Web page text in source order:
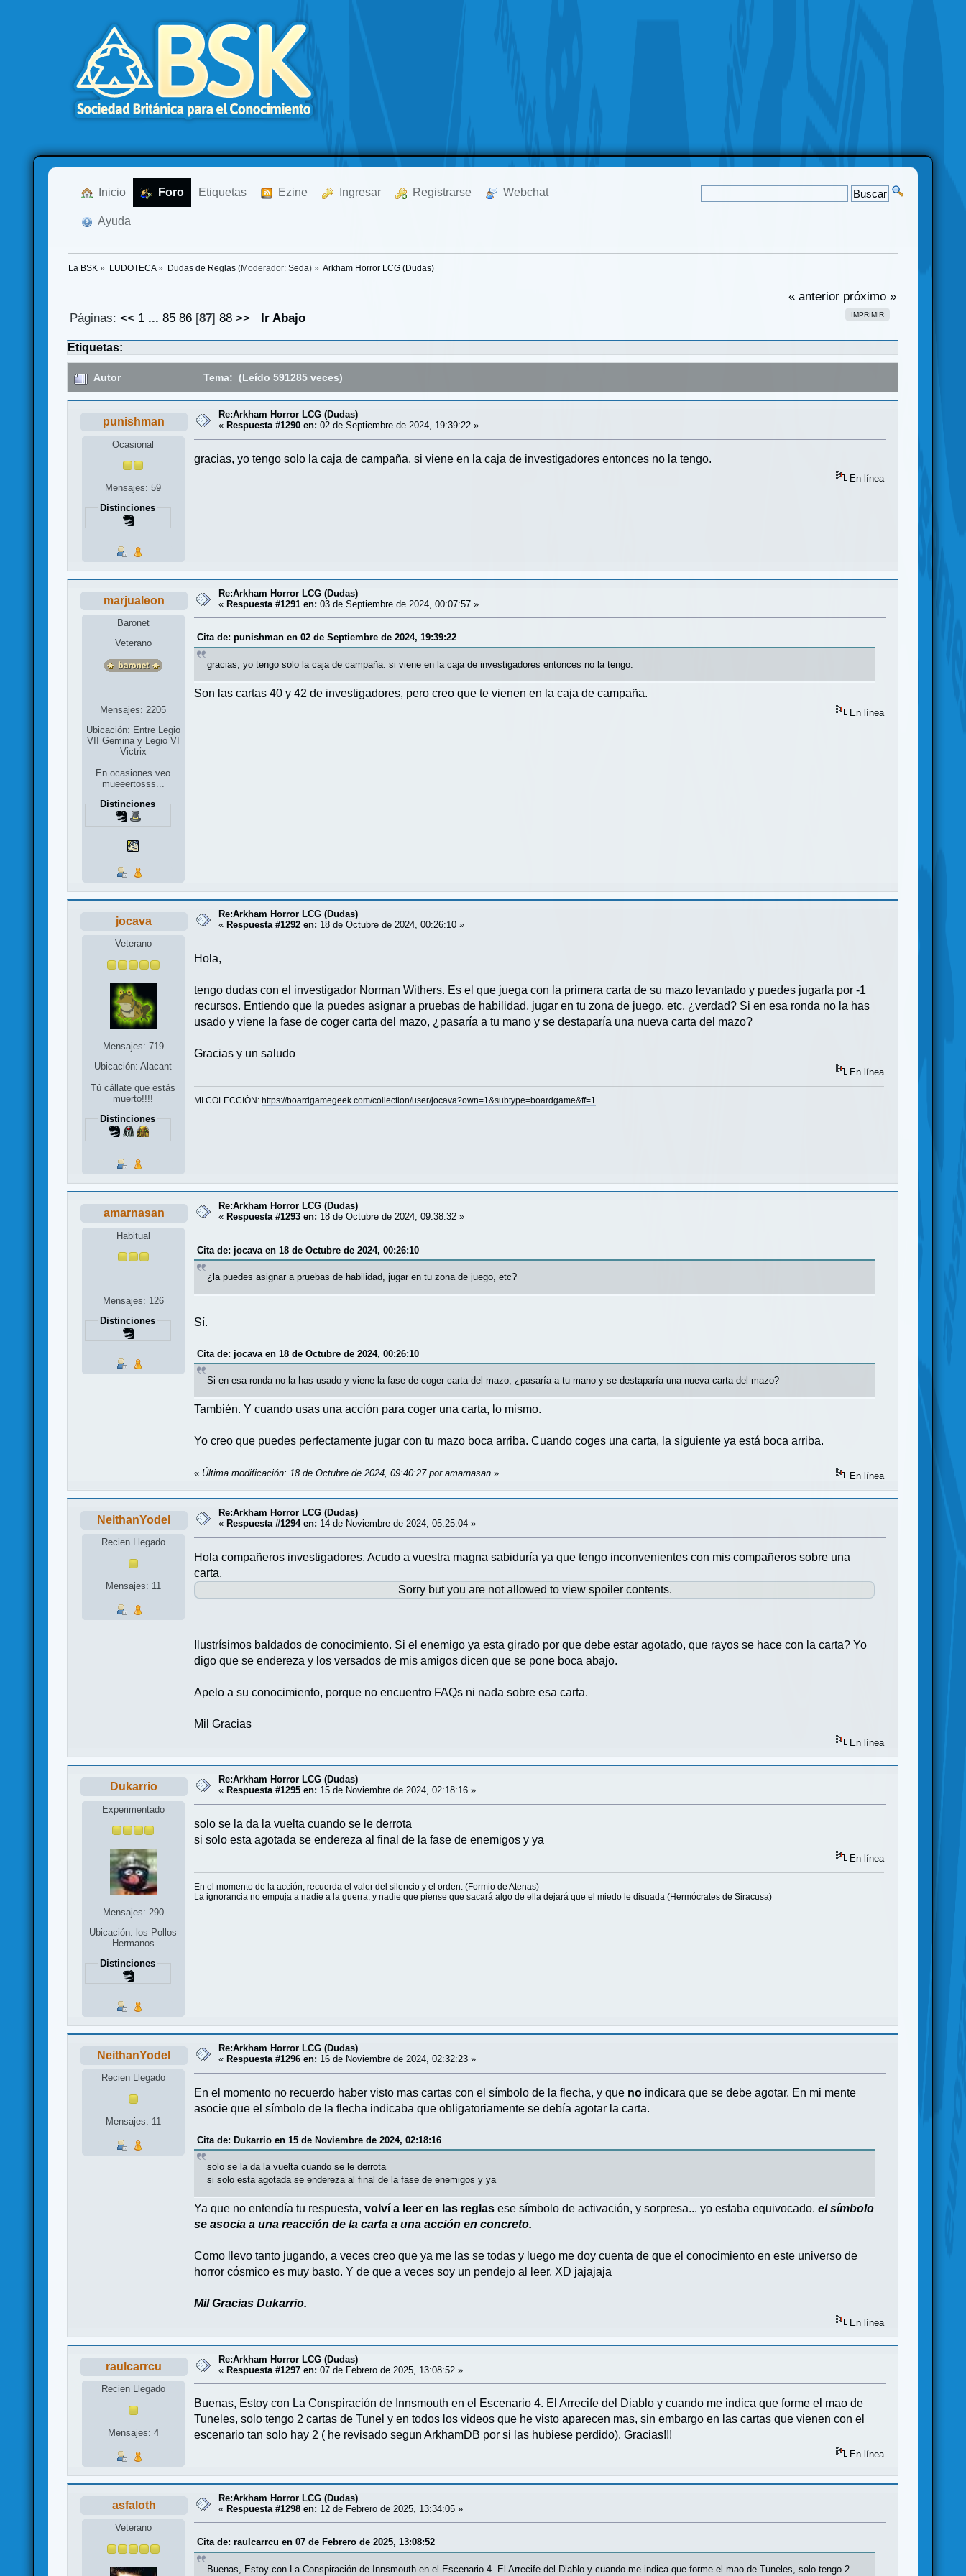
Inicio Foro Etiquetas Ezine Ingresar Registrarse Webchat
Ayuda
La BSK » LUDOTECA» Dudas de Reglas(Moderador: Seda) » Arkham Horror LCG (Dudas)
« anterior próximo »
IMPRIMIR
Páginas: << 1 ... 85 86[87] 88 >> Ir Abajo
Etiquetas:
Autor Tema: (Leído 591285 veces)
punishman
Ocasional
Mensajes: 59
Distinciones
Re:Arkham Horror LCG (Dudas)
« Respuesta #1290 en: 02 de Septiembre de 2024, 19:39:22 »
gracias, yo tengo solo la caja de campaña. si viene en la caja de investigadores entonces no la tengo.
En línea
marjualeon
Baronet
Veterano
Mensajes: 2205
Ubicación: Entre Legio
VII Gemina y Legio VI
Victrix
En ocasiones veo
mueeertosss...
Distinciones
Re:Arkham Horror LCG (Dudas)
«Respuesta #1291 en: 03 de Septiembre de 2024, 00:07:57 »
Cita de: punishman en 02 de Septiembre de 2024, 19:39:22
gracias, yo tengo solo la caja de campaña. si viene en la caja de investigadores entonces no la tengo.
Son las cartas 40 y 42 de investigadores, pero creo que te vienen en la caja de campaña.
En línea
jocava
Veterano
Mensajes: 719
Ubicación: Alacant
Tú cállate que estás
muerto!!!!
Distinciones
Re:Arkham Horror LCG (Dudas)
« Respuesta #1292 en: 18 de Octubre de 2024, 00:26:10 »
Hola,
tengo dudas con el investigador Norman Withers. Es el que juega con la primera carta de su mazo levantado y puedes jugarla por -1
recursos. Entiendo que la puedes asignar a pruebas de habilidad, jugar en tu zona de juego, etc, ¿verdad? Si en esa ronda no la has
usado y viene la fase de coger carta del mazo, ¿pasaría a tu mano y se destaparía una nueva carta del mazo?
Gracias y un saludo
En línea
MI COLECCIÓN: https://boardgamegeek.com/collection/user/jocava?own=1&subtype=boardgame&ff=1
amarnasan
Habitual
Mensajes: 126
Distinciones
Re:Arkham Horror LCG (Dudas)
« Respuesta #1293 en: 18 de Octubre de 2024, 09:38:32 »
Cita de: jocava en 18 de Octubre de 2024, 00:26:10
¿la puedes asignar a pruebas de habilidad, jugar en tu zona de juego, etc?
Sí.
Cita de: jocava en 18 de Octubre de 2024, 00:26:10
Si en esa ronda no la has usado y viene la fase de coger carta del mazo, ¿pasaría a tu mano y se destaparía una nueva carta del mazo?
También. Y cuando usas una acción para coger una carta, lo mismo.
Yo creo que puedes perfectamente jugar con tu mazo boca arriba. Cuando coges una carta, la siguiente ya está boca arriba.
« Última modificación: 18 de Octubre de 2024, 09:40:27 por amarnasan » En línea
NeithanYodel
Recien Llegado
Mensajes: 11
Re:Arkham Horror LCG (Dudas)
« Respuesta #1294 en: 14 de Noviembre de 2024, 05:25:04 »
Hola compañeros investigadores. Acudo a vuestra magna sabiduría ya que tengo inconvenientes con mis compañeros sobre una
carta.
Sorry but you are not allowed to view spoiler contents.
Ilustrísimos baldados de conocimiento. Si el enemigo ya esta girado por que debe estar agotado, que rayos se hace con la carta? Yo
digo que se endereza y los versados de mis amigos dicen que se pone boca abajo.
Apelo a su conocimiento, porque no encuentro FAQs ni nada sobre esa carta.
Mil Gracias
En línea
Dukarrio
Experimentado
Mensajes: 290
Ubicación: los Pollos
Hermanos
Distinciones
Re:Arkham Horror LCG (Dudas)
« Respuesta #1295 en: 15 de Noviembre de 2024, 02:18:16 »
solo se la da la vuelta cuando se le derrota
si solo esta agotada se endereza al final de la fase de enemigos y ya
En línea
En el momento de la acción, recuerda el valor del silencio y el orden. (Formio de Atenas)
La ignorancia no empuja a nadie a la guerra, y nadie que piense que sacará algo de ella dejará que el miedo le disuada (Hermócrates de Siracusa)
NeithanYodel
Recien Llegado
Mensajes: 11
Re:Arkham Horror LCG (Dudas)
« Respuesta #1296 en: 16 de Noviembre de 2024, 02:32:23 »
En el momento no recuerdo haber visto mas cartas con el símbolo de la flecha, y que no indicara que se debe agotar. En mi mente
asocie que el símbolo de la flecha indicaba que obligatoriamente se debía agotar la carta.
Cita de: Dukarrio en 15 de Noviembre de 2024, 02:18:16
solo se la da la vuelta cuando se le derrota
si solo esta agotada se endereza al final de la fase de enemigos y ya
Ya que no entendía tu respuesta,volví a leer en las reglas ese símbolo de activación, y sorpresa... yo estaba equivocado.el símbolo
se asocia a una reacción de la carta a una acción en concreto.
Como llevo tanto jugando, a veces creo que ya me las se todas y luego me doy cuenta de que el conocimiento en este universo de
horror cósmico es muy basto. Y de que a veces soy un pendejo al leer. XD jajajaja
Mil Gracias Dukarrio.
En línea
raulcarrcu
Recien Llegado
Mensajes: 4
Re:Arkham Horror LCG (Dudas)
« Respuesta #1297 en: 07 de Febrero de 2025, 13:08:52 »
Buenas, Estoy con La Conspiración de Innsmouth en el Escenario 4. El Arrecife del Diablo y cuando me indica que forme el mao de
Tuneles, solo tengo 2 cartas de Tunel y en todos los videos que he visto aparecen mas, sin embargo en las cartas que vienen con el
escenario tan solo hay 2 ( he revisado segun ArkhamDB por si las hubiese perdido). Gracias!!!
En línea
asfaloth
Veterano
Re:Arkham Horror LCG (Dudas)
«Respuesta #1298 en: 12 de Febrero de 2025, 13:34:05 »
Cita de: raulcarrcu en 07 de Febrero de 2025, 13:08:52
Buenas, Estoy con La Conspiración de Innsmouth en el Escenario 4. El Arrecife del Diablo y cuando me indica que forme el mao de Tuneles, solo tengo 2